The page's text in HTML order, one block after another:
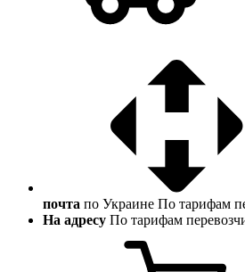
почта по Украине По тарифам
На адресу По тарифам